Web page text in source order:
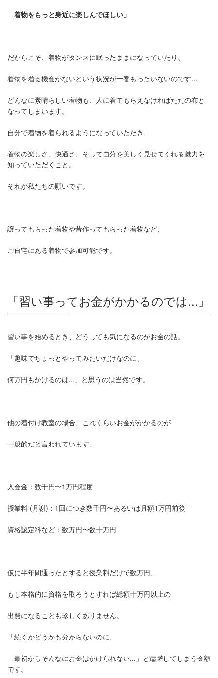
着物をもっと身近に楽しんでほしい」
だからこそ、着物がタンスに眠ったままになっていたり、
着物を着る機会がないという状況が一番もったいないのです...
どんなに素晴らしい着物も、人に着てもらえなければただの布と
なってしまいます。
自分で着物を着られるようになっていただき、
着物の楽しさ、快適さ、そして自分を美しく見せてくれる魅力を
知っていただくこと。
それが私たちの願いです。
譲ってもらった着物や昔作ってもらった着物など、
ご自宅にある着物で参加可能です。
「習い事ってお金がかかるのでは...」
習い事を始めるとき、どうしても気になるのがお金の話。
「趣味でちょっとやってみたいだけなのに、
何万円もかけるのは...」と思うのは当然です。
他の着付け教室の場合、これくらいお金がかかるのが
一般的だと言われています。
入会金：数千円〜1万円程度
授業料 (月謝)：1回につき数千円〜あるいは月額1万円前後
資格認定料など：数万円〜数十万円
仮に半年間通ったとすると授業料だけで数万円、
もし本格的に資格を取ろうとすれば総額十万円以上の
出費になることも珍しくありません。
「続くかどうかも分からないのに、
最初からそんなにお金はかけられない...」と躊躇してしまう金額
です。